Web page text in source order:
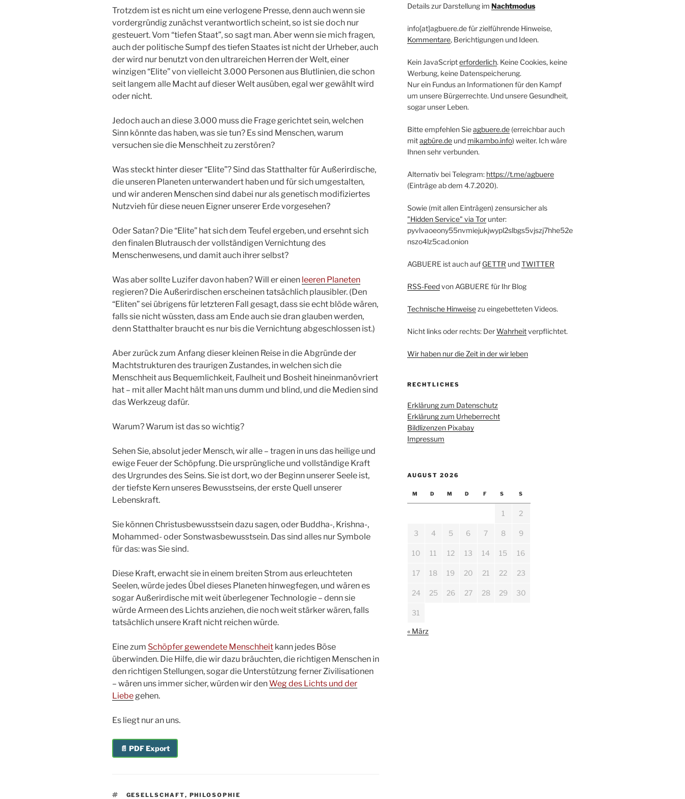
Trotzdem ist es nicht um eine verlogene Presse, denn auch wenn sie
vordergründig zunächst verantwortlich scheint, so ist sie doch nur
gesteuert. Vom “tiefen Staat”, so sagt man. Aber wenn sie mich fragen,
auch der politische Sumpf des tiefen Staates ist nicht der Urheber, auch
der wird nur benutzt von den ultrareichen Herren der Welt, einer
winzigen “Elite” von vielleicht 3.000 Personen aus Blutlinien, die schon
seit langem alle Macht auf dieser Welt ausüben, egal wer gewählt wird
oder nicht.
Jedoch auch an diese 3.000 muss die Frage gerichtet sein, welchen
Sinn könnte das haben, was sie tun? Es sind Menschen, warum
versuchen sie die Menschheit zu zerstören?
Was steckt hinter dieser “Elite”? Sind das Statthalter für Außerirdische,
die unseren Planeten unterwandert haben und für sich umgestalten,
und wir anderen Menschen sind dabei nur als genetisch modifiziertes
Nutzvieh für diese neuen Eigner unserer Erde vorgesehen?
Oder Satan? Die “Elite” hat sich dem Teufel ergeben, und ersehnt sich
den finalen Blutrausch der vollständigen Vernichtung des
Menschenwesens, und damit auch ihrer selbst?
Was aber sollte Luzifer davon haben? Will er einen leeren Planeten
regieren? Die Außerirdischen erscheinen tatsächlich plausibler. (Den
“Eliten” sei übrigens für letzteren Fall gesagt, dass sie echt blöde wären,
falls sie nicht wüssten, dass am Ende auch sie dran glauben werden,
denn Statthalter braucht es nur bis die Vernichtung abgeschlossen ist.)
Aber zurück zum Anfang dieser kleinen Reise in die Abgründe der
Machtstrukturen des traurigen Zustandes, in welchen sich die
Menschheit aus Bequemlichkeit, Faulheit und Bosheit hineinmanövriert
hat – mit aller Macht hält man uns dumm und blind, und die Medien sind
das Werkzeug dafür.
Warum? Warum ist das so wichtig?
Sehen Sie, absolut jeder Mensch, wir alle – tragen in uns das heilige und
ewige Feuer der Schöpfung. Die ursprüngliche und vollständige Kraft
des Urgrundes des Seins. Sie ist dort, wo der Beginn unserer Seele ist,
der tiefste Kern unseres Bewusstseins, der erste Quell unserer
Lebenskraft.
Sie können Christusbewusstsein dazu sagen, oder Buddha-, Krishna-,
Mohammed- oder Sonstwasbewusstsein. Das sind alles nur Symbole
für das: was Sie sind.
Diese Kraft, erwacht sie in einem breiten Strom aus erleuchteten
Seelen, würde jedes Übel dieses Planeten hinwegfegen, und wären es
sogar Außerirdische mit weit überlegener Technologie – denn sie
würde Armeen des Lichts anziehen, die noch weit stärker wären, falls
tatsächlich unsere Kraft nicht reichen würde.
Eine zum Schöpfer gewendete Menschheit kann jedes Böse
überwinden. Die Hilfe, die wir dazu bräuchten, die richtigen Menschen in
den richtigen Stellungen, sogar die Unterstützung ferner Zivilisationen
– wären uns immer sicher, würden wir denWeg des Lichts und der
Liebegehen.
Es liegt nur an uns.
📄 PDF Export
SCHLAGWÖRTER
GESELLSCHAFT, PHILOSOPHIE
Details zur Darstellung im Nachtmodus
info[at]agbuere.de für zielführende Hinweise,
Kommentare, Berichtigungen und Ideen.
Kein JavaScripterforderlich. Keine Cookies, keine
Werbung, keine Datenspeicherung.
Nur ein Fundus an Informationen für den Kampf
um unsere Bürgerrechte. Und unsere Gesundheit,
sogar unser Leben.
Bitte empfehlen Sieagbuere.de(erreichbar auch
mitagbüre.deund mikambo.info) weiter. Ich wäre
Ihnen sehr verbunden.
Alternativ bei Telegram: https://t.me/agbuere
(Einträge ab dem 4.7.2020).
Sowie (mit allen Einträgen) zensursicher als
"Hidden Service" via Torunter:
pyvlvaoeony55nvmiejukjwypl2slbgs5vjszj7hhe52e
nszo4lz5cad.onion
AGBUERE ist auch auf GETTR undTWITTER
RSS-Feedvon AGBUERE für Ihr Blog
Technische Hinweisezu eingebetteten Videos.
Nicht links oder rechts: DerWahrheitverpflichtet.
Wir haben nur die Zeit in der wir leben
RECHTLICHES
Erklärung zum Datenschutz
Erklärung zum Urheberrecht
Bildlizenzen Pixabay
Impressum
AUGUST 2026
M D M D F S S
1 2
3 4 5 6 7 8 9
10 11 12 13 14 15 16
17 18 19 20 21 22 23
24 25 26 27 28 29 30
31
« März